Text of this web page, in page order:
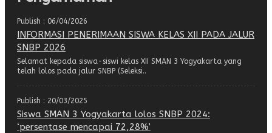
Publish : 06/04/2026
INFORMASI PENERIMAAN SISWA KELAS XII PADA JALUR
SNBP 2026
Selamat kepada siswa-siswi kelas XII SMAN 3 Yogyakarta yang
telah lolos pada jalur SNBP (Seleksi..
Publish : 20/03/2025
Siswa SMAN 3 Yogyakarta lolos SNBP 2024:
‘persentase mencapai 72,28%’